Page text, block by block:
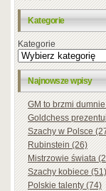
Kategorie
Kategorie
Najnowsze wpisy
GM to brzmi
Goldchess
Szachy w Polsce
Rubinstein (26)
Mistrzowie świata
Szachy kobiece (51)
Polskie talenty (74)